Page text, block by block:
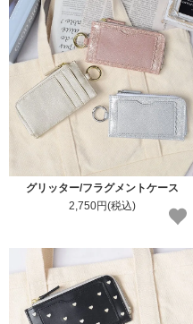
グリッター/フラグメントケース
2,750円(税込)